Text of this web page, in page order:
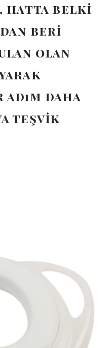
hatta belki
beri
olan
daha
teşvik